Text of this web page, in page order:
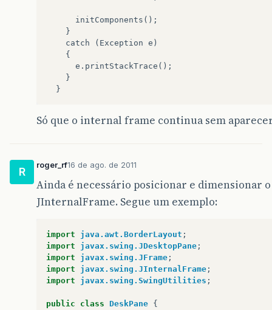
      initComponents();
    }
    catch (Exception e)
    {
      e.printStackTrace();
    }
Só que o internal frame continua sem
R
roger_rf16 de ago. de 2011
Ainda é necessário posicionar e dimensionar o
JInternalFrame. Segue um exemplo:
import java.awt.BorderLayout ;
import
javax.swing.JDesktopPane ;
import
javax.swing.JFrame ;
import
javax.swing.JInternalFrame ;
import
javax.swing.SwingUtilities ;
public class DeskPane {